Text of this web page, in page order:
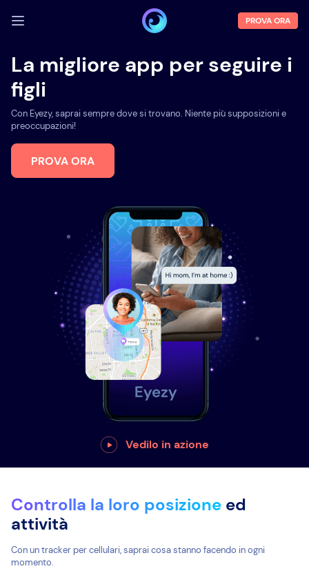
ACCEDI
Demo
Funzioni
Blog
PROVA ORA
La migliore app per seguire i
figli
Con Eyezy, saprai sempre dove si trovano. Niente più supposizioni e
preoccupazioni!
PROVA ORA
Vedilo in azione
Controlla la loro posizione ed
attività
Con un tracker per cellulari, saprai cosa stanno facendo in ogni
momento.